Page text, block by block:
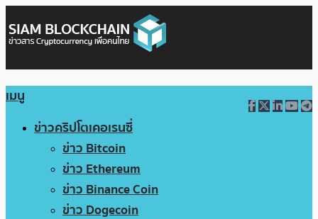
เมนู
ข่าวคริปโตเคอเรนซี่
ข่าว Bitcoin
ข่าว Ethereum
ข่าว Binance Coin
ข่าว Dogecoin